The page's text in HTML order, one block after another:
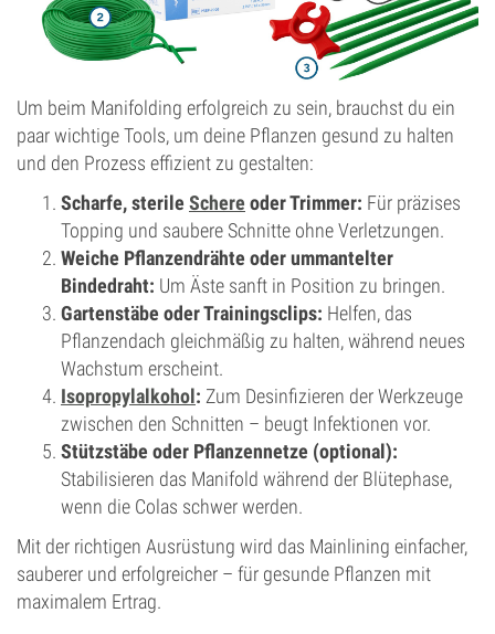
Um beim Manifolding erfolgreich zu sein, brauchst du ein
paar wichtige Tools, um deine Pflanzen gesund zu halten
und den Prozess effizient zu gestalten:
Scharfe, sterile Schere oder Trimmer: Für präzises
Topping und saubere Schnitte ohne Verletzungen.
Weiche Pflanzendrähte oder ummantelter
Bindedraht: Um Äste sanft in Position zu bringen.
Gartenstäbe oder Trainingsclips: Helfen, das
Pflanzendach gleichmäßig zu halten, während neues
Wachstum erscheint.
Isopropylalkohol: Zum Desinfizieren der Werkzeuge
zwischen den Schnitten – beugt Infektionen vor.
Stützstäbe oder Pflanzennetze (optional):
Stabilisieren das Manifold während der Blütephase,
wenn die Colas schwer werden.
Mit der richtigen Ausrüstung wird das Mainlining einfacher,
sauberer und erfolgreicher – für gesunde Pflanzen mit
maximalem Ertrag.